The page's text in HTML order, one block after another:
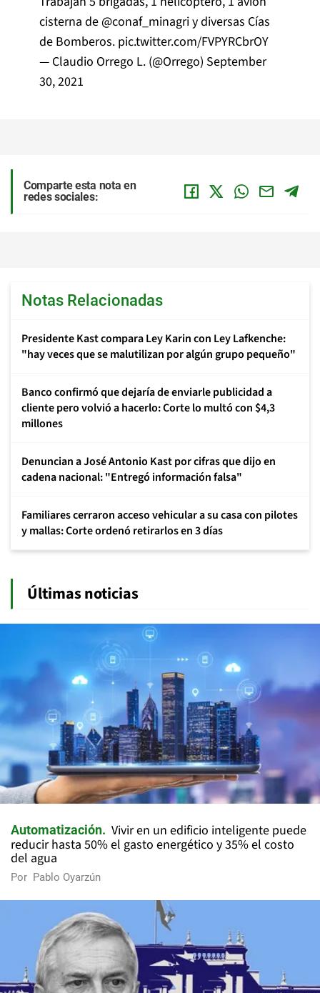
cisterna de @conaf_minagriy diversas Cías
de Bomberos. pic.twitter.com/FVPYRCbrOY
— Claudio Orrego L. (@Orrego) September
30, 2021
Comparte esta nota en
redes sociales:
Notas Relacionadas
Presidente Kast compara Ley Karin con Ley Lafkenche:
"hay veces que se malutilizan por algún grupo pequeño"
Banco confirmó que dejaría de enviarle publicidad a
cliente pero volvió a hacerlo: Corte lo multó con $4,3
millones
Denuncian a José Antonio Kast por cifras que dijo en
cadena nacional: "Entregó información falsa"
Familiares cerraron acceso vehicular a su casa con pilotes
y mallas: Corte ordenó retirarlos en 3 días
Últimas noticias
Automatización
Vivir en un edificio inteligente puede
reducir hasta 50% el gasto energético y 35% el costo
del agua
Por Pablo Oyarzún